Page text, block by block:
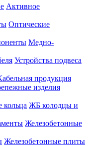
Активное
Оптические
Медно-
Устройства подвеса
продукция
изделия
ЖБ колодцы и
Железобетонные
Железобетонные плиты